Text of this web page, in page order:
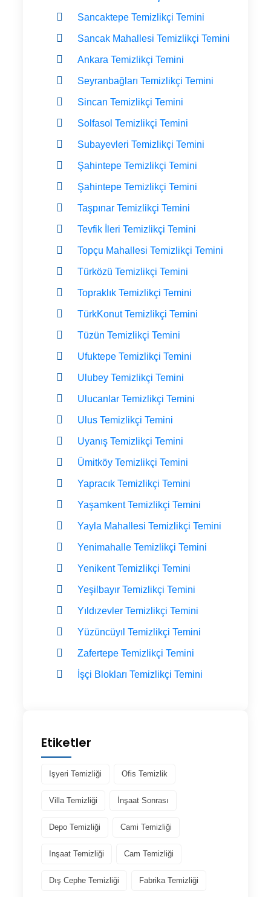
Sancaktepe Temizlikçi Temini
Sancak Mahallesi Temizlikçi Temini
Ankara Temizlikçi Temini
Seyranbağları Temizlikçi Temini
Sincan Temizlikçi Temini
Solfasol Temizlikçi Temini
Subayevleri Temizlikçi Temini
Şahintepe Temizlikçi Temini
Şahintepe Temizlikçi Temini
Taşpınar Temizlikçi Temini
Tevfik İleri Temizlikçi Temini
Topçu Mahallesi Temizlikçi Temini
Türközü Temizlikçi Temini
Topraklık Temizlikçi Temini
TürkKonut Temizlikçi Temini
Tüzün Temizlikçi Temini
Ufuktepe Temizlikçi Temini
Ulubey Temizlikçi Temini
Ulucanlar Temizlikçi Temini
Ulus Temizlikçi Temini
Uyanış Temizlikçi Temini
Ümitköy Temizlikçi Temini
Yapracık Temizlikçi Temini
Yaşamkent Temizlikçi Temini
Yayla Mahallesi Temizlikçi Temini
Yenimahalle Temizlikçi Temini
Yenikent Temizlikçi Temini
Yeşilbayır Temizlikçi Temini
Yıldızevler Temizlikçi Temini
Yüzüncüyıl Temizlikçi Temini
Zafertepe Temizlikçi Temini
İşçi Blokları Temizlikçi Temini
Etiketler
Işyeri Temizliği Ofis Temizlik
Villa Temizliği İnşaat Sonrası
Depo Temizliği Cami Temizliği
Inşaat Temizliği Cam Temizliği
Dış Cephe Temizliği Fabrika Temizliği